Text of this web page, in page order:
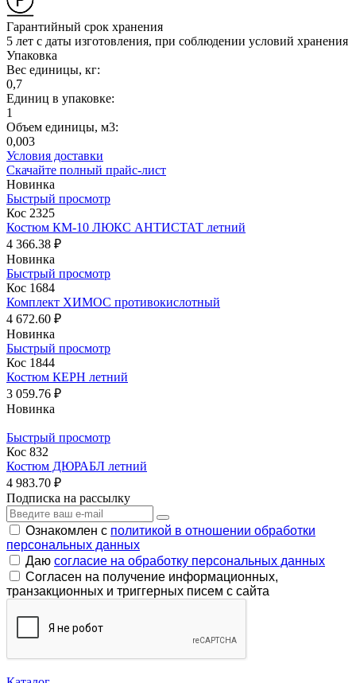
Гарантийный срок хранения
5 лет с даты изготовления, при соблюдении условий хранения
Упаковка
Вес единицы, кг:
0,7
Единиц в упаковке:
1
Объем единицы, м3:
0,003
Условия доставки
Скачайте полный прайс-лист
Новинка
Быстрый просмотр
Кос 2325
Костюм КМ-10 ЛЮКС АНТИСТАТ летний
4 366.38 ₽
Новинка
Быстрый просмотр
Кос 1684
Комплект ХИМОС противокислотный
4 672.60 ₽
Новинка
Быстрый просмотр
Кос 1844
Костюм КЕРН летний
3 059.76 ₽
Новинка
Быстрый просмотр
Кос 832
Костюм ДЮРАБЛ летний
4 983.70 ₽
Подписка на рассылку
Ознакомлен с политикой в отношении обработки
персональных данных
Даю согласие на обработку персональных данных
Согласен на получение информационных,
транзакционных и триггерных писем с сайта